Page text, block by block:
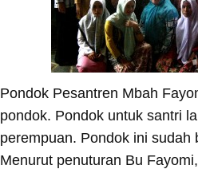
Pondok Pesantren Mbah
pondok. Pondok untuk santri
perempuan. Pondok ini sudah
Menurut penuturan Bu